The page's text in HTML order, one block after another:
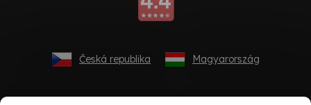
Česká republika Magyarország